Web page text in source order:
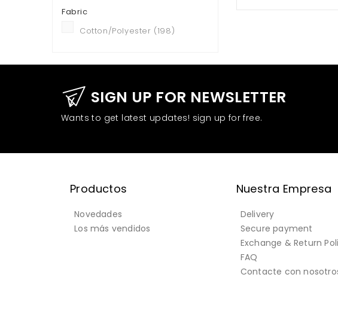
Fabric
Cotton/Polyester (198)
SIGN UP FOR NEWSLETTER
Wants to get latest updates! sign up for free.
Productos
Novedades
Los más vendidos
Nuestra Empresa
Delivery
Secure payment
Exchange & Return
FAQ
Contacte con